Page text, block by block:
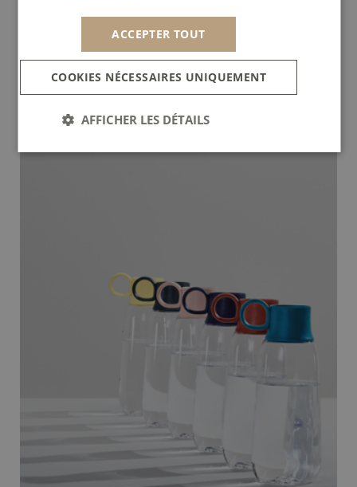
ACCEPTER TOUT
COOKIES NÉCESSAIRES UNIQUEMENT
AFFICHER LES DÉTAILS